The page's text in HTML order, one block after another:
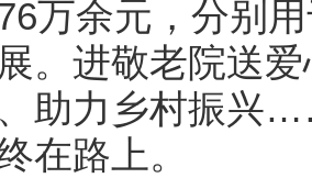
万余元，分别
。进敬老院送
助力乡村振兴
在路上。